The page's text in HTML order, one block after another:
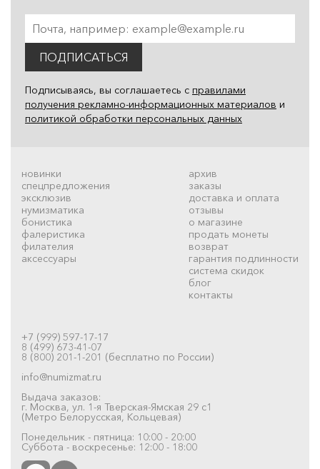
ПОДПИСАТЬСЯ
Подписываясь, вы соглашаетесь с правилами
получения рекламно-информационных материалов и
политикой обработки персональных данных
новинки
спецпредложения
эксклюзив
нумизматика
бонистика
фалеристика
филателия
аксессуары
архив
заказы
доставка и оплата
отзывы
о магазине
продать монеты
возврат
гарантия подлинности
система скидок
блог
контакты
+7 (999) 597-17-17
8 (499) 673-41-07
8 (800) 201-1-201 (бесплатно по России)
info@numizmat.ru
Выдача заказов:
г. Москва, ул. 1-я Тверская-Ямская 29 с1
(Метро Белорусская, Кольцевая)
Понедельник - пятница: 10:00 - 20:00
Суббота - воскресенье: 12:00 - 18:00